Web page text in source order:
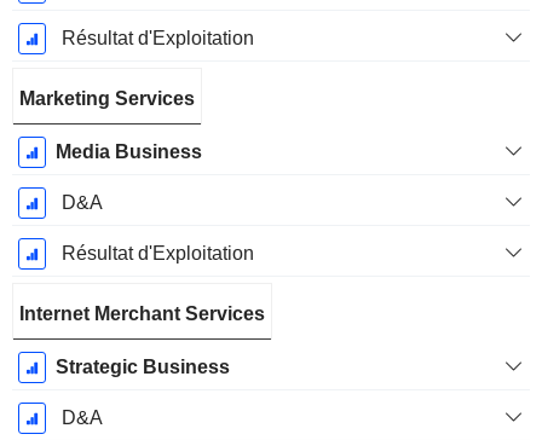
Résultat d'Exploitation
Marketing Services
Media Business
D&A
Résultat d'Exploitation
Internet Merchant Services
Strategic Business
D&A